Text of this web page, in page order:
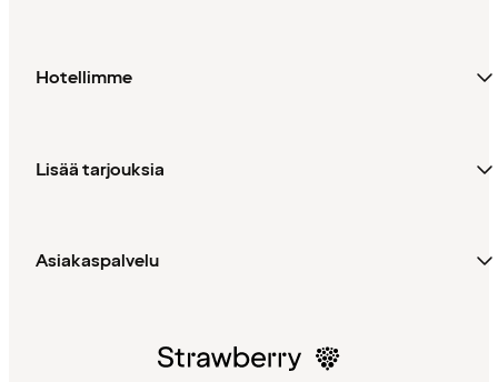
Hotellimme
Lisää tarjouksia
Asiakaspalvelu